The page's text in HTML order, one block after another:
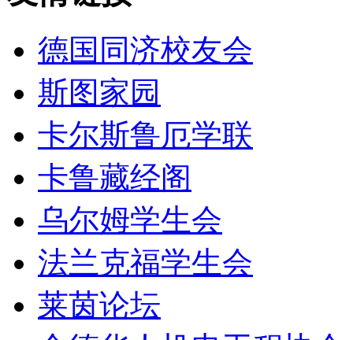
德国同济校友会
斯图家园
卡尔斯鲁厄学联
卡鲁藏经阁
乌尔姆学生会
法兰克福学生会
莱茵论坛